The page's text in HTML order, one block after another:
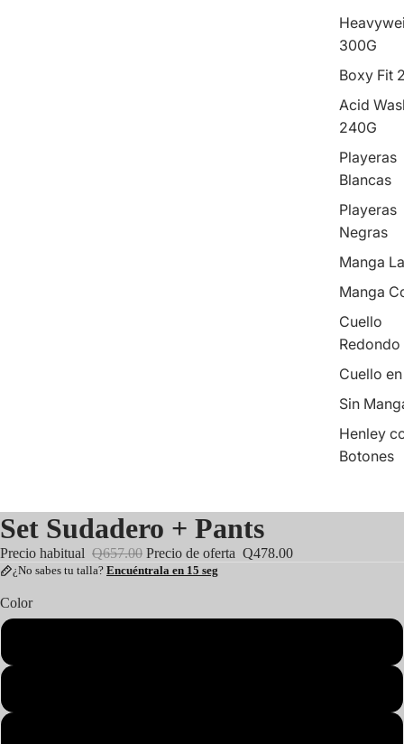
300G
Boxy Fit
Acid
240G
Playeras
Blancas
Playeras
Negras
Manga
Manga
Cuello
Redondo
Cuello
Sin
Henley
Botones
Set Sudadero + Pants
Precio habitual Q657.00 Precio de oferta Q478.00
¿No sabes tu talla? Encuéntrala en 15 seg
Color